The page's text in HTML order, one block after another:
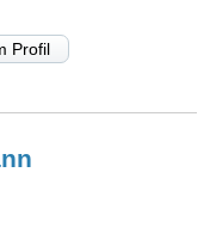
Profil